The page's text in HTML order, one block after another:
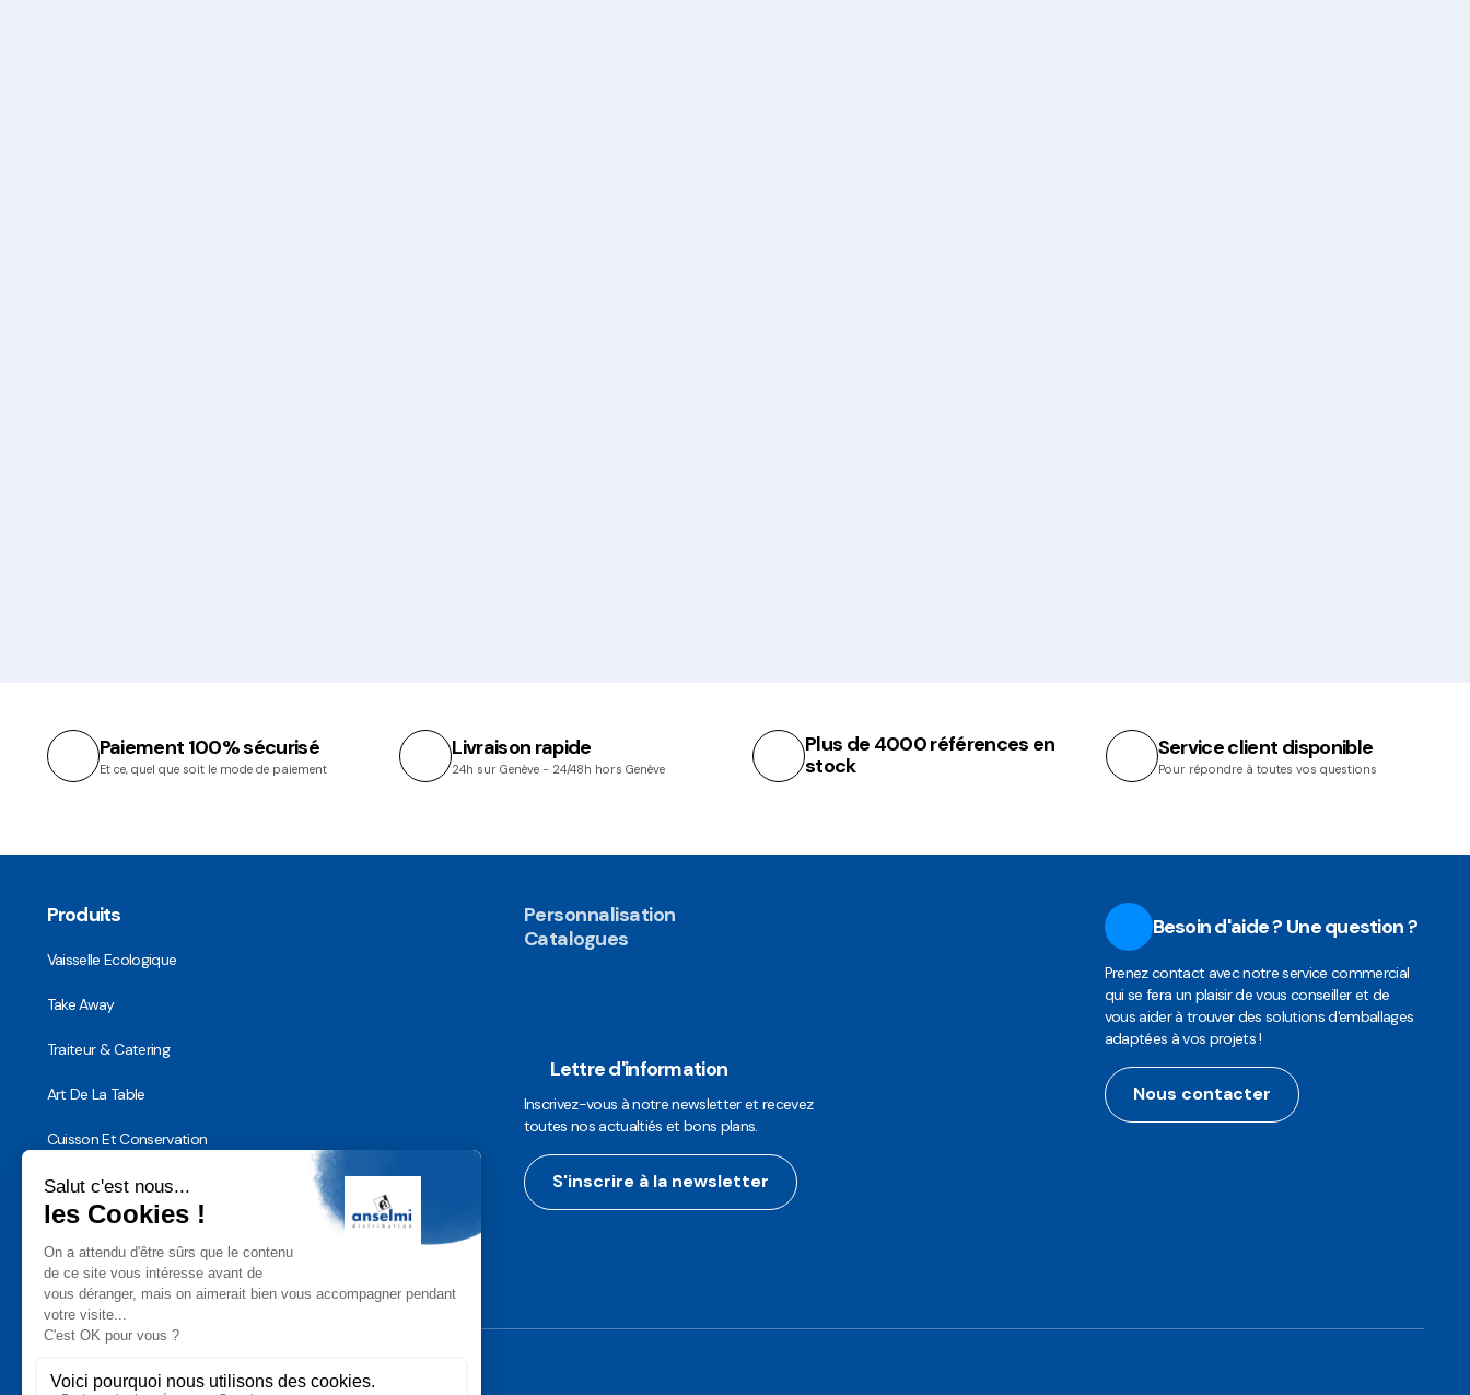
Paiement 100% sécurisé
Et ce, quel que soit le mode de paiement
Livraison rapide
24h sur Genève - 24/48h hors Genève
Plus de 4000 références en
stock
Service client disponible
Pour répondre à toutes vos questions
Produits
Vaisselle Ecologique
Take Away
Traiteur & Catering
Art De La Table
Cuisson Et Conservation
Hygiène, Sécurité et Traçabilité
Vaisselle Réutilisable
Noël
Personnalisation
Catalogues
Lettre d'information
Inscrivez-vous à notre newsletter et recevez
toutes nos actualtiés et bons plans.
S'inscrire à la newsletter
Besoin d'aide ? Une question ?
Prenez contact avec notre service commercial
qui se fera un plaisir de vous conseiller et de
vous aider à trouver des solutions d'emballages
adaptées à vos projets !
Nous contacter